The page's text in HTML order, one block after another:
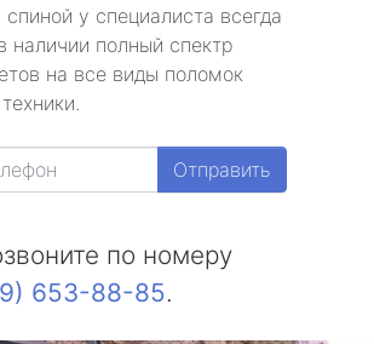
спиной у специалиста всегда
наличии полный спектр
на все виды поломок
Отправить
по номеру
653-88-85.